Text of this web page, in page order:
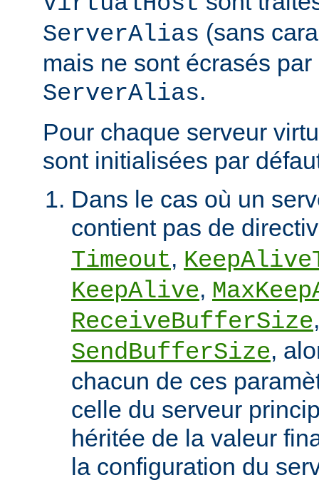
ServerAlias (sans
mais ne sont écrasés
ServerAlias.
Pour chaque serveur
sont initialisées par
Dans le cas où un
contient pas de
Timeout,
KeepAlive,
ReceiveBufferSize
SendBufferSize,
chacun de ces
celle du serveur
héritée de la valeur
la configuration du